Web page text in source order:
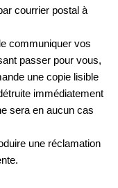
courrier postal à
communiquer vos
passer pour vous,
une copie lisible
immédiatement
sera en aucun cas
une réclamation